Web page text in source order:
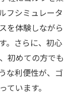
フシミュレータ
を体験しながら
。さらに、初心
初めての方でも
な利便性が、ゴ
います。